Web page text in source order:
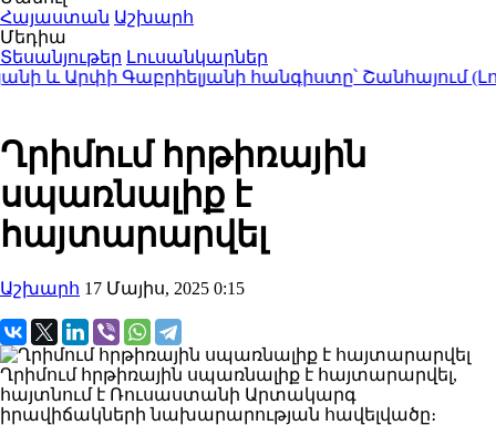
Հայաստան Աշխարհ
Մեդիա
Տեսանյութեր Լուսանկարներ
Արփի Գաբրիելյանի հանգիստը՝ Շանհայում
Ղրիմում հրթիռային
սպառնալիք է
հայտարարվել
Աշխարհ 17 Մայիս, 2025 0:15
Ղրիմում հրթիռային սպառնալիք է հայտարարվել,
հայտնում է Ռուսաստանի Արտակարգ
իրավիճակների նախարարության հավելվածը։